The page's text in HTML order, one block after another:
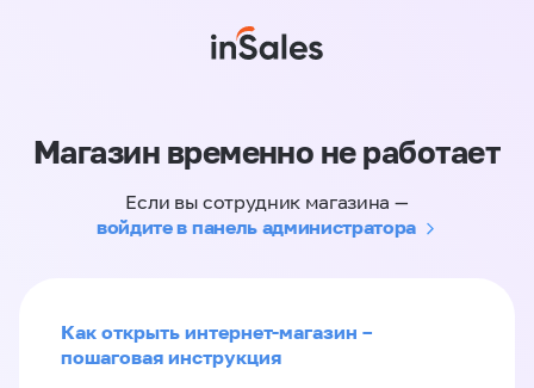
Магазин временно не работает
Если вы сотрудник магазина —
войдите в панель администратора
Как открыть интернет-магазин –
пошаговая инструкция